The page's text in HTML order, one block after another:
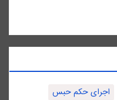
اجرای حکم حبس